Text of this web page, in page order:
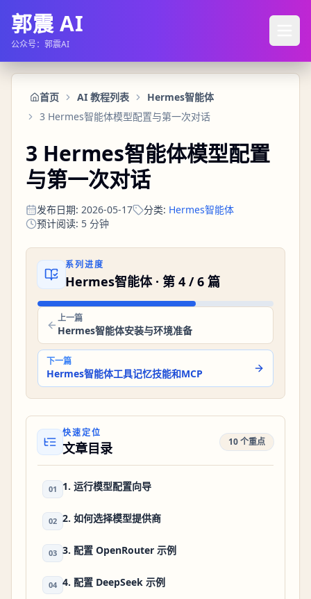
郭震 AI
公众号：郭震AI
首页 AI 教程列表
Hermes智能体
3 Hermes智能体模型配置与第一次对话
3 Hermes智能体模型配置
与第一次对话
发布日期: 2026-05-17 分类: Hermes智能体
预计阅读: 5 分钟
系列进度
Hermes智能体· 第 4 /6 篇
上一篇
Hermes智能体安装与环境准备
下一篇
Hermes智能体工具记忆技能和MCP
快速定位
文章目录 10 个重点
01 1. 运行模型配置向导
02 2. 如何选择模型提供商
03 3. 配置 OpenRouter 示例
04 4. 配置 DeepSeek 示例